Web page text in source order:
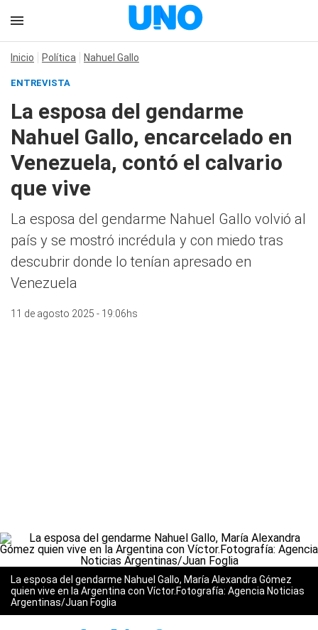
Inicio Política Nahuel Gallo
ENTREVISTA
La esposa del gendarme
Nahuel Gallo, encarcelado en
Venezuela, contó el calvario
que vive
La esposa del gendarme Nahuel Gallo volvió al
país y se mostró incrédula y con miedo tras
descubrir donde lo tenían apresado en
Venezuela
11 de agosto 2025 - 19:06hs
La esposa del gendarme Nahuel Gallo, María Alexandra Gómez
quien vive en la Argentina con Víctor.Fotografía: Agencia Noticias
Argentinas/Juan Foglia